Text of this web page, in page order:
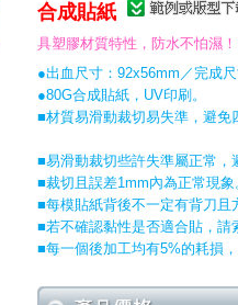
合成貼紙
具塑膠材質特性，防水不怕濕！
●出血尺寸：92x56mm／完成
●80G合成貼紙，UV印刷。
■材質易滑動裁切易失準，避免
■易滑動裁切些許失準屬正常，
■裁切且誤差1mm內為正常現象
■每模貼紙背後不一定有背刀且
■若不確認黏性是否適合貼，請
■每一個後加工均有5%的耗損